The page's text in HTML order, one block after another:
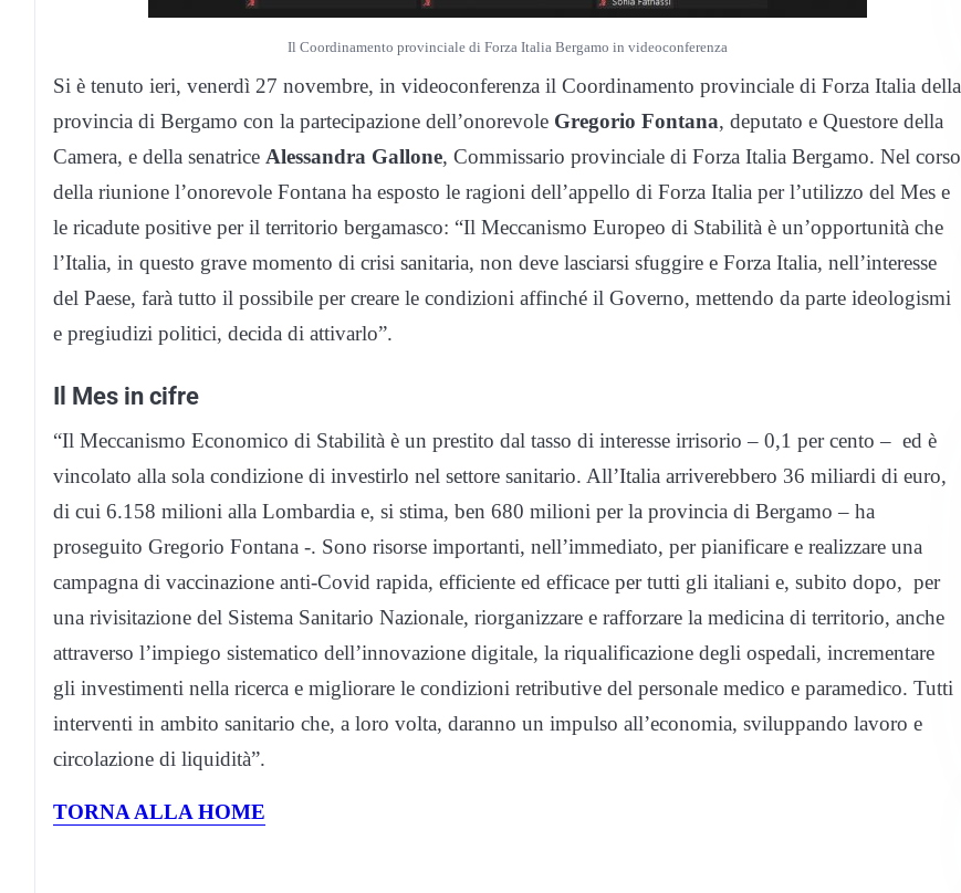
Il Coordinamento provinciale di Forza Italia Bergamo in videoconferenza
Si è tenuto ieri, venerdì 27 novembre, in videoconferenza il Coordinamento provinciale di Forza Italia della
provincia di Bergamo con la partecipazione dell’onorevole Gregorio Fontana, deputato e Questore della
Camera, e della senatrice Alessandra Gallone, Commissario provinciale di Forza Italia Bergamo. Nel corso
della riunione l’onorevole Fontana ha esposto le ragioni dell’appello di Forza Italia per l’utilizzo del Mes e
le ricadute positive per il territorio bergamasco: “Il Meccanismo Europeo di Stabilità è un’opportunità che
l’Italia, in questo grave momento di crisi sanitaria, non deve lasciarsi sfuggire e Forza Italia, nell’interesse
del Paese, farà tutto il possibile per creare le condizioni affinché il Governo, mettendo da parte ideologismi
e pregiudizi politici, decida di attivarlo”.
Il Mes in cifre
“Il Meccanismo Economico di Stabilità è un prestito dal tasso di interesse irrisorio – 0,1 per cento – ed è
vincolato alla sola condizione di investirlo nel settore sanitario. All’Italia arriverebbero 36 miliardi di euro,
di cui 6.158 milioni alla Lombardia e, si stima, ben 680 milioni per la provincia di Bergamo – ha
proseguito Gregorio Fontana -. Sono risorse importanti, nell’immediato, per pianificare e realizzare una
campagna di vaccinazione anti-Covid rapida, efficiente ed efficace per tutti gli italiani e, subito dopo, per
una rivisitazione del Sistema Sanitario Nazionale, riorganizzare e rafforzare la medicina di territorio, anche
attraverso l’impiego sistematico dell’innovazione digitale, la riqualificazione degli ospedali, incrementare
gli investimenti nella ricerca e migliorare le condizioni retributive del personale medico e paramedico. Tutti
interventi in ambito sanitario che, a loro volta, daranno un impulso all’economia, sviluppando lavoro e
circolazione di liquidità”.
TORNA ALLA HOME